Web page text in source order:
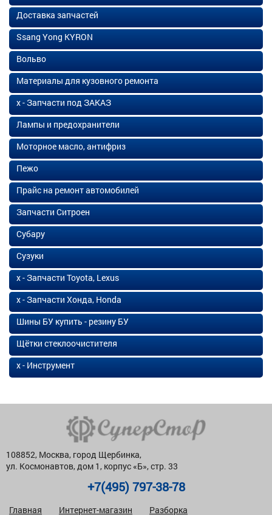
Доставка запчастей
Ssang Yong KYRON
Вольво
Материалы для кузовного ремонта
х - Запчасти под ЗАКАЗ
Лампы и предохранители
Моторное масло, антифриз
Пежо
Прайс на ремонт автомобилей
Запчасти Ситроен
Субару
Сузуки
х - Запчасти Toyota, Lexus
х - Запчасти Хонда, Honda
Шины БУ купить - резину БУ
Щётки стеклоочистителя
х - Инструмент
108852, Москва, город Щербинка,
ул. Космонавтов, дом 1, корпус «Б», стр. 33
+7(495) 797-38-78
Главная Интернет-магазин Разборка